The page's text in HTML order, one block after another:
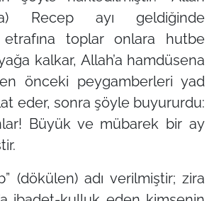
Recep ayı geldiğinde
etrafına toplar onlara hutbe
kalkar, Allah’a hamdüsena
önceki peygamberleri yad
eder, sonra şöyle buyururdu:
Büyük ve mübarek bir ay
(dökülen) adı verilmiştir; zira